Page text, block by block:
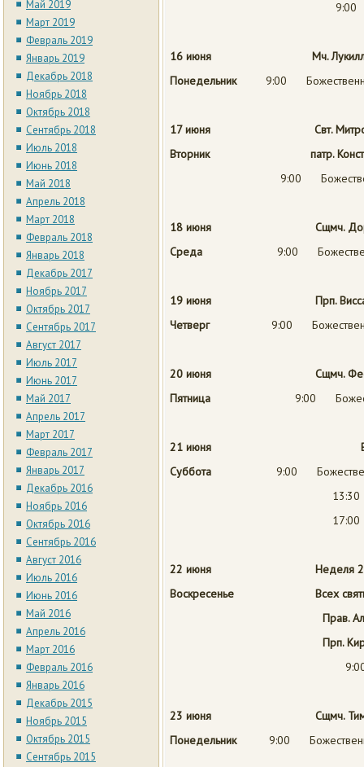
Май 2019
Март 2019
Февраль 2019
Январь 2019
Декабрь 2018
Ноябрь 2018
Октябрь 2018
Сентябрь 2018
Июль 2018
Июнь 2018
Май 2018
Апрель 2018
Март 2018
Февраль 2018
Январь 2018
Декабрь 2017
Ноябрь 2017
Октябрь 2017
Сентябрь 2017
Август 2017
Июль 2017
Июнь 2017
Май 2017
Апрель 2017
Март 2017
Февраль 2017
Январь 2017
Декабрь 2016
Ноябрь 2016
Октябрь 2016
Сентябрь 2016
Август 2016
Июль 2016
Июнь 2016
Май 2016
Апрель 2016
Март 2016
Февраль 2016
Январь 2016
Декабрь 2015
Ноябрь 2015
Октябрь 2015
Сентябрь 2015
9:00
16 июня Мч. Лукиллиана
Понедельник
9:00
17 июня Свт.
Вторник патр.
9:00
18 июня Сщмч. Дорофея,
Среда
9:00
19 июня Прп. Виссариона
Четверг
9:00
20 июня Сщмч. Феодота,
Пятница 9:00
21 июня
Суббота
9:00
22 июня
Неделя
Воскресенье
Всех святых, в
Прав. Алексия
Прп. Кирилла, игум.
23 июня Сщмч. Тимофея,
Понедельник
9:00